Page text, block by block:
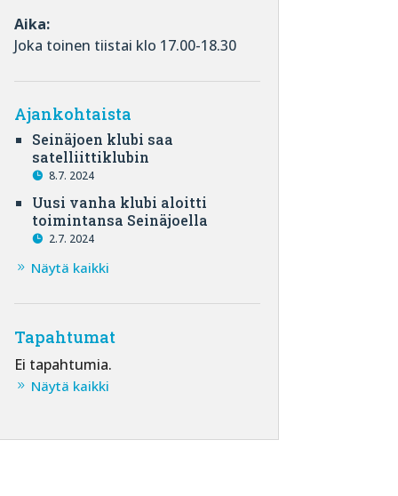
Aika:
Joka toinen tiistai klo 17.00-18.30
Ajankohtaista
Seinäjoen klubi saa
satelliittiklubin
8.7. 2024
Uusi vanha klubi aloitti
toimintansa Seinäjoella
2.7. 2024
Näytä kaikki
Tapahtumat
Ei tapahtumia.
Näytä kaikki